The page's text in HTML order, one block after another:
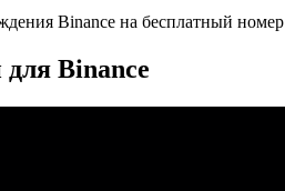
Binance на бесплатный номер
Binance